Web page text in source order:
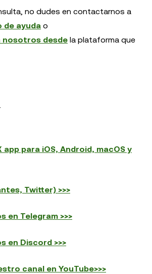
no dudes en contactarnos a
de ayuda o
nosotros desde la plataforma que
app para iOS, Android, macOS y
Twitter) >>>
en Telegram >>>
en Discord >>>
canal en YouTube>>>